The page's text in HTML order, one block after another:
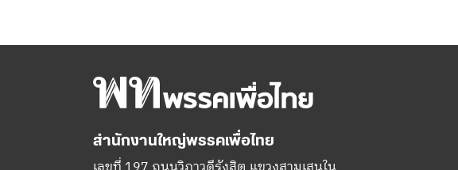
สำนักงานใหญ่พรรคเพื่อไทย